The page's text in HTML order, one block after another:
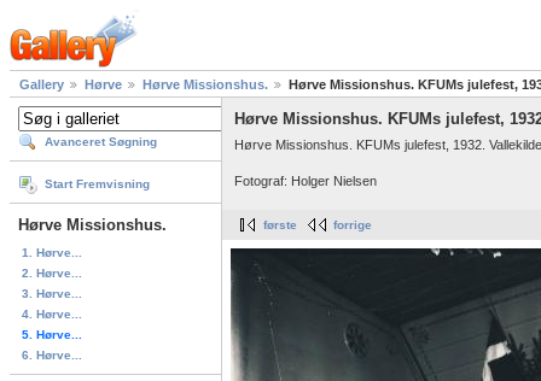
Gallery Hørve Hørve Missionshus. Hørve Missionshus. KFUMs julefest,
Avanceret Søgning
Start Fremvisning
Hørve Missionshus.
1. Hørve...
2. Hørve...
3. Hørve...
4. Hørve...
5. Hørve...
6. Hørve...
Hørve Missionshus. KFUMs julefest,
Hørve Missionshus. KFUMs julefest, 1932.
Fotograf: Holger Nielsen
første forrige